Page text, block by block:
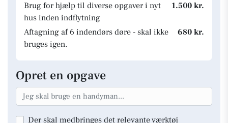
Brug for hjælp til diverse opgaver i nyt
hus inden indflytning
1.500 kr.
Aftagning af 6 indendørs døre - skal ikke
bruges igen.
680 kr.
Opret en opgave
Der skal medbringes det relevante værktøj